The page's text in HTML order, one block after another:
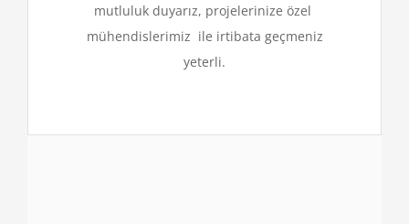
mutluluk duyarız, projelerinize özel
mühendislerimiz ile irtibata geçmeniz
yeterli.